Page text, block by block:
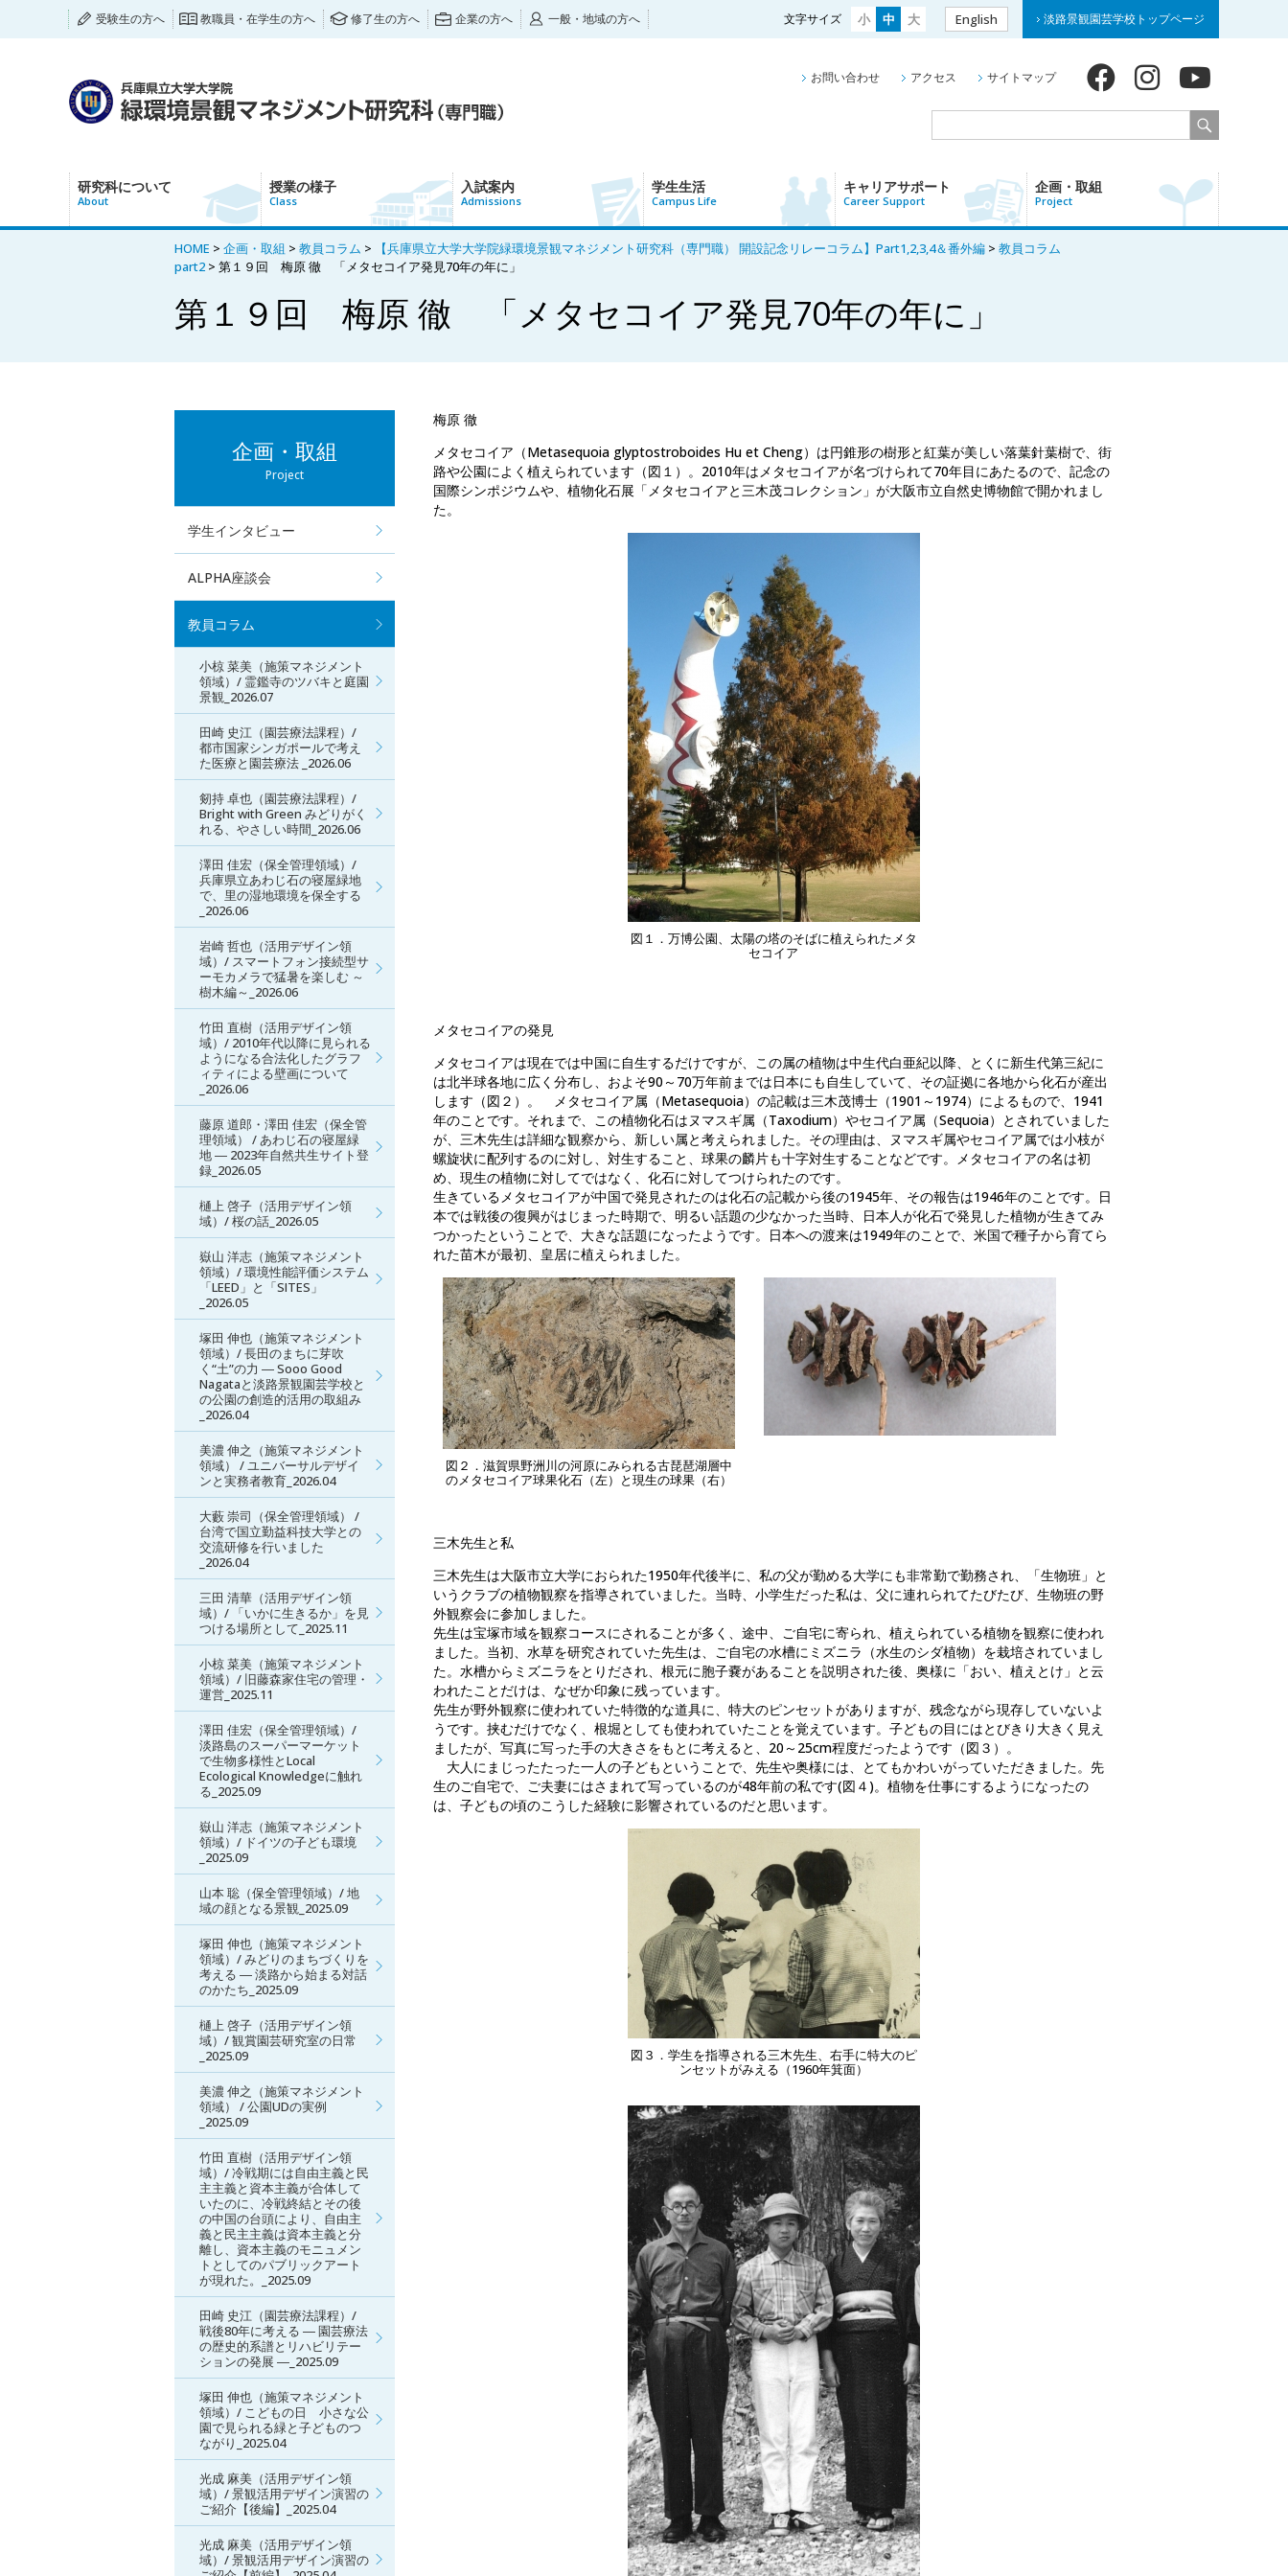
淡路景観園芸学校トップページ
English
文字サイズ 小 中 大
受験生の方へ 教職員・在学生の方へ 修了生の方へ 企業の方へ 一般・地域の方へ
研究科について
About
授業の様子
Class
入試案内
Admissions
学生生活
Campus Life
キャリアサポート
Career Support
企画・取組
Project
お問い合わせ アクセス サイトマップ
HOME > 企画・取組 > 教員コラム > 【兵庫県立大学大学院緑環境景観マネジメント研究科（専門職） 開設記念リレーコラム】Part1,2,3,4＆番外編 > 教員コラム
part2 > 第１９回 梅原 徹 「メタセコイア発見70年の年に」
第１９回 梅原 徹 「メタセコイア発見70年の年に」
梅原 徹
メタセコイア（Metasequoia glyptostroboides Hu et Cheng）は円錐形の樹形と紅葉が美しい落葉針葉樹で、街
路や公園によく植えられています（図１）。2010年はメタセコイアが名づけられて70年目にあたるので、記念の
国際シンポジウムや、植物化石展「メタセコイアと三木茂コレクション」が大阪市立自然史博物館で開かれまし
た。
図１．万博公園、太陽の塔のそばに植えられたメタ
セコイア
メタセコイアの発見
メタセコイアは現在では中国に自生するだけですが、この属の植物は中生代白亜紀以降、とくに新生代第三紀に
は北半球各地に広く分布し、およそ90～70万年前までは日本にも自生していて、その証拠に各地から化石が産出
します（図２）。 メタセコイア属（Metasequoia）の記載は三木茂博士（1901～1974）によるもので、1941
年のことです。それまで、この植物化石はヌマスギ属（Taxodium）やセコイア属（Sequoia）とされていました
が、三木先生は詳細な観察から、新しい属と考えられました。その理由は、ヌマスギ属やセコイア属では小枝が
螺旋状に配列するのに対し、対生すること、球果の麟片も十字対生することなどです。メタセコイアの名は初
め、現生の植物に対してではなく、化石に対してつけられたのです。
生きているメタセコイアが中国で発見されたのは化石の記載から後の1945年、その報告は1946年のことです。日
本では戦後の復興がはじまった時期で、明るい話題の少なかった当時、日本人が化石で発見した植物が生きてみ
つかったということで、大きな話題になったようです。日本への渡来は1949年のことで、米国で種子から育てら
れた苗木が最初、皇居に植えられました。
図２．滋賀県野洲川の河原にみられる古琵琶湖層中
のメタセコイア球果化石（左）と現生の球果（右）
三木先生と私
三木先生は大阪市立大学におられた1950年代後半に、私の父が勤める大学にも非常勤で勤務され、「生物班」と
いうクラブの植物観察を指導されていました。当時、小学生だった私は、父に連れられてたびたび、生物班の野
外観察会に参加しました。
先生は宝塚市域を観察コースにされることが多く、途中、ご自宅に寄られ、植えられている植物を観察に使われ
ました。当初、水草を研究されていた先生は、ご自宅の水槽にミズニラ（水生のシダ植物）を栽培されていまし
た。水槽からミズニラをとりだされ、根元に胞子嚢があることを説明された後、奥様に「おい、植えとけ」と云
われたことだけは、なぜか印象に残っています。
先生が野外観察に使われていた特徴的な道具に、特大のピンセットがありますが、残念ながら現存していないよ
うです。挟むだけでなく、根堀としても使われていたことを覚えています。子どもの目にはとびきり大きく見え
ましたが、写真に写った手の大きさをもとに考えると、20～25cm程度だったようです（図３）。
大人にまじったたった一人の子どもということで、先生や奥様には、とてもかわいがっていただきました。先
生のご自宅で、ご夫妻にはさまれて写っているのが48年前の私です(図４)。植物を仕事にするようになったの
は、子どもの頃のこうした経験に影響されているのだと思います。
図３．学生を指導される三木先生、右手に特大のピ
ンセットがみえる（1960年箕面）
企画・取組
Project
学生インタビュー
ALPHA座談会
教員コラム
小椋 菜美（施策マネジメント
領域）/ 霊鑑寺のツバキと庭園
景観_2026.07
田崎 史江（園芸療法課程）/
都市国家シンガポールで考え
た医療と園芸療法 _2026.06
剱持 卓也（園芸療法課程）/
Bright with Green みどりがく
れる、やさしい時間_2026.06
澤田 佳宏（保全管理領域）/
兵庫県立あわじ石の寝屋緑地
で、里の湿地環境を保全する
_2026.06
岩崎 哲也（活用デザイン領
域）/ スマートフォン接続型サ
ーモカメラで猛暑を楽しむ ～
樹木編～_2026.06
竹田 直樹（活用デザイン領
域）/ 2010年代以降に見られる
ようになる合法化したグラフ
ィティによる壁画について
_2026.06
藤原 道郎・澤田 佳宏（保全管
理領域） / あわじ石の寝屋緑
地 ― 2023年自然共生サイト登
録_2026.05
樋上 啓子（活用デザイン領
域）/ 桜の話_2026.05
嶽山 洋志（施策マネジメント
領域）/ 環境性能評価システム
「LEED」と「SITES」
_2026.05
塚田 伸也（施策マネジメント
領域）/ 長田のまちに芽吹
く“土”の力 ― Sooo Good
Nagataと淡路景観園芸学校と
の公園の創造的活用の取組み
_2026.04
美濃 伸之（施策マネジメント
領域） / ユニバーサルデザイ
ンと実務者教育_2026.04
大藪 崇司（保全管理領域） /
台湾で国立勤益科技大学との
交流研修を行いました
_2026.04
三田 清華（活用デザイン領
域）/ 「いかに生きるか」を見
つける場所として_2025.11
小椋 菜美（施策マネジメント
領域）/ 旧藤森家住宅の管理・
運営_2025.11
澤田 佳宏（保全管理領域）/
淡路島のスーパーマーケット
で生物多様性とLocal
Ecological Knowledgeに触れ
る_2025.09
嶽山 洋志（施策マネジメント
領域）/ ドイツの子ども環境
_2025.09
山本 聡（保全管理領域）/ 地
域の顔となる景観_2025.09
塚田 伸也（施策マネジメント
領域）/ みどりのまちづくりを
考える ― 淡路から始まる対話
のかたち_2025.09
樋上 啓子（活用デザイン領
域）/ 観賞園芸研究室の日常
_2025.09
美濃 伸之（施策マネジメント
領域） / 公園UDの実例
_2025.09
竹田 直樹（活用デザイン領
域）/ 冷戦期には自由主義と民
主主義と資本主義が合体して
いたのに、冷戦終結とその後
の中国の台頭により、自由主
義と民主主義は資本主義と分
離し、資本主義のモニュメン
トとしてのパブリックアート
が現れた。_2025.09
田崎 史江（園芸療法課程）/
戦後80年に考える ― 園芸療法
の歴史的系譜とリハビリテー
ションの発展 ―_2025.09
塚田 伸也（施策マネジメント
領域）/ こどもの日 小さな公
園で見られる緑と子どものつ
ながり_2025.04
光成 麻美（活用デザイン領
域）/ 景観活用デザイン演習の
ご紹介【後編】_2025.04
光成 麻美（活用デザイン領
域）/ 景観活用デザイン演習の